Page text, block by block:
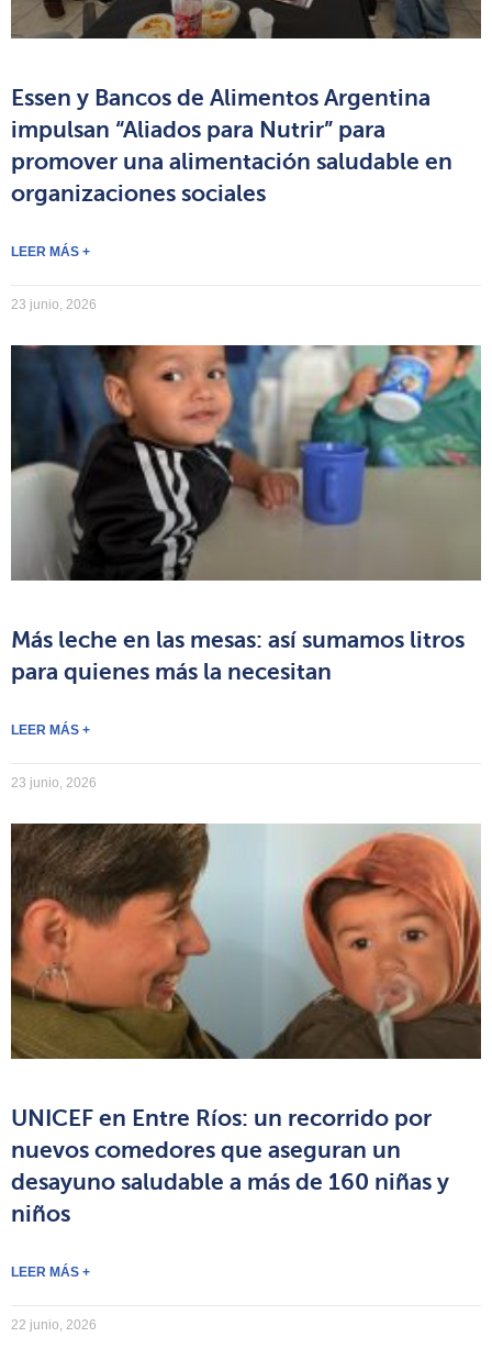
Essen y Bancos de Alimentos Argentina
impulsan “Aliados para Nutrir” para
promover una alimentación saludable en
organizaciones sociales
LEER MÁS +
23 junio, 2026
Más leche en las mesas: así sumamos litros
para quienes más la necesitan
LEER MÁS +
23 junio, 2026
UNICEF en Entre Ríos: un recorrido por
nuevos comedores que aseguran un
desayuno saludable a más de 160 niñas y
niños
LEER MÁS +
22 junio, 2026